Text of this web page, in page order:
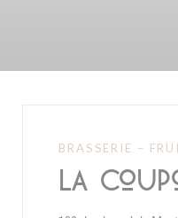
BRASSERIE –
La